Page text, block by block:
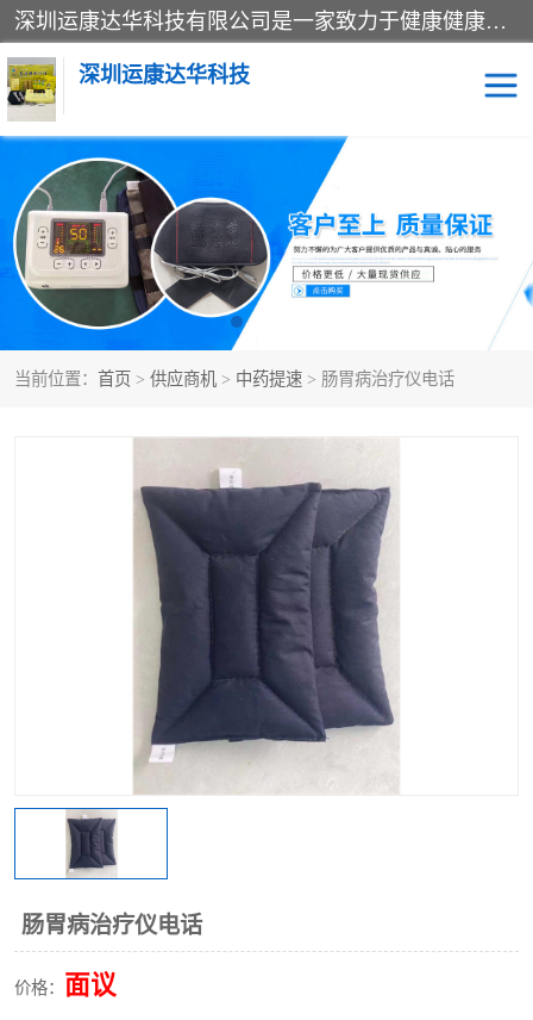
深圳运康达华科技有限公司是一家致力于健康健康产业的现代化企业，已经走过了15个春秋，开创了中医外用发展的新未来，是专业从事中医医疗仪器的研发、生产、销售、服务为一体的子公司，在医疗器械的设计、开发和生产方面率先引进国际先进技术和好的科技人员，先后开发出了场效应治疗仪、多功能治疗仪、颈椎治疗仪、腰椎治疗仪、增效垫等多个系列。
深圳运康达华科技
当前位置： 首页 > 供应商机 > 中药提速 > 肠胃病治疗仪电话
肠胃病治疗仪电话
价格： 面议
多功能治疗仪 中药提速
中低频治疗仪 脉冲治疗仪
**腺治疗仪